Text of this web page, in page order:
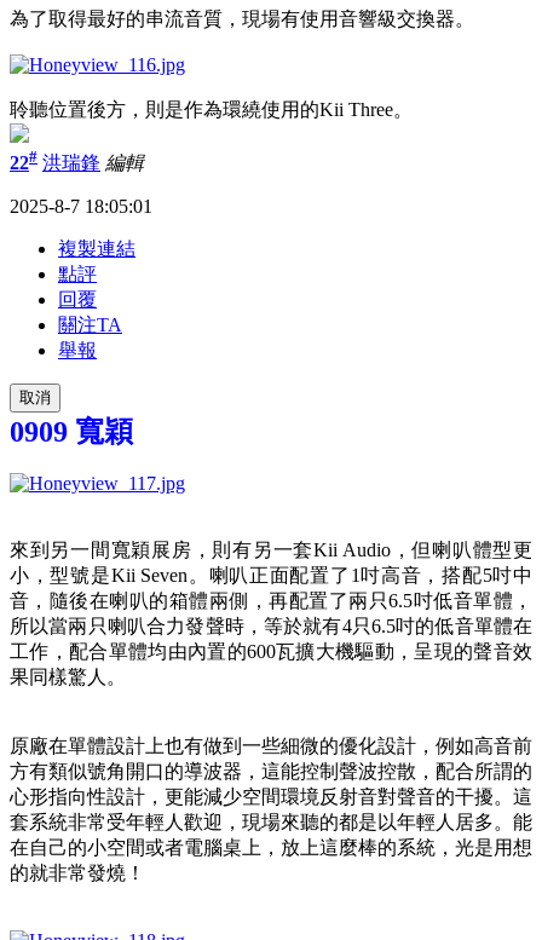
為了取得最好的串流音質，現場有使用音響級交換器。
聆聽位置後方，則是作為環繞使用的Kii Three。
22# 洪瑞鋒 編輯
2025-8-7 18:05:01
複製連結
點評
回覆
關注TA
舉報
取消
0909 寬穎
來到另一間寬穎展房，則有另一套Kii Audio，但喇叭體型更
小，型號是Kii Seven。喇叭正面配置了1吋高音，搭配5吋中
音，隨後在喇叭的箱體兩側，再配置了兩只6.5吋低音單體，
所以當兩只喇叭合力發聲時，等於就有4只6.5吋的低音單體在
工作，配合單體均由內置的600瓦擴大機驅動，呈現的聲音效
果同樣驚人。
原廠在單體設計上也有做到一些細微的優化設計，例如高音前
方有類似號角開口的導波器，這能控制聲波控散，配合所謂的
心形指向性設計，更能減少空間環境反射音對聲音的干擾。這
套系統非常受年輕人歡迎，現場來聽的都是以年輕人居多。能
在自己的小空間或者電腦桌上，放上這麼棒的系統，光是用想
的就非常發燒！